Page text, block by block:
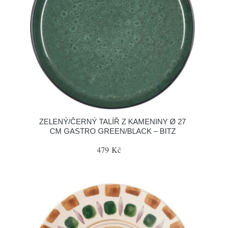
ZELENÝ/ČERNÝ TALÍŘ Z KAMENINY Ø 27
CM GASTRO GREEN/BLACK – BITZ
479 Kč